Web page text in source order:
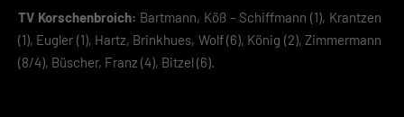
TV Korschenbroich: Bartmann, Köß – Schiffmann (1), Krantzen
(1), Eugler (1), Hartz, Brinkhues, Wolf (6), König (2), Zimmermann
(8/4), Büscher, Franz (4), Bitzel (6).